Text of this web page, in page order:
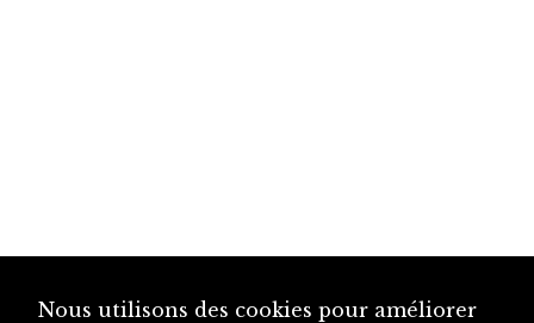
Nous utilisons des cookies pour améliorer